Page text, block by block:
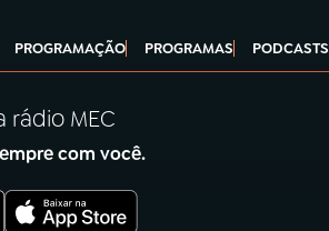
PROGRAMAÇÃO PROGRAMAS PODCASTS
rádio MEC
com você.